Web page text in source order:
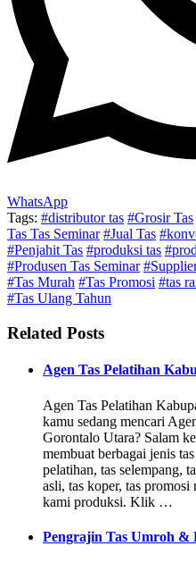
WhatsApp
Tags: #distributor tas #Grosir Tas
Tas Tas Seminar #Jual Tas
#Penjahit Tas #produksi tas
#Produsen Tas Seminar
#Tas Murah #Tas Promosi #tas
#Tas Ulang Tahun
Related Posts
Agen Tas Pelatihan
Agen Tas Pelatihan
kamu sedang mencari
Gorontalo Utara? Salam
membuat berbagai jenis
pelatihan, tas selempang,
asli, tas koper, tas
kami produksi. Klik …
Pengrajin Tas Umroh &